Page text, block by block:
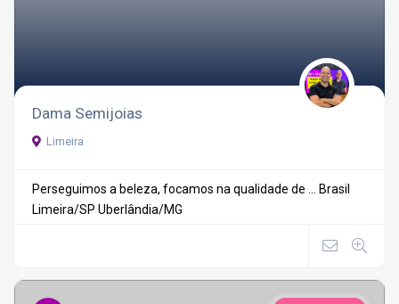
Dama Semijoias
Limeira
Perseguimos a beleza, focamos na qualidade de ...
Brasil
Limeira/SP Uberlândia/MG